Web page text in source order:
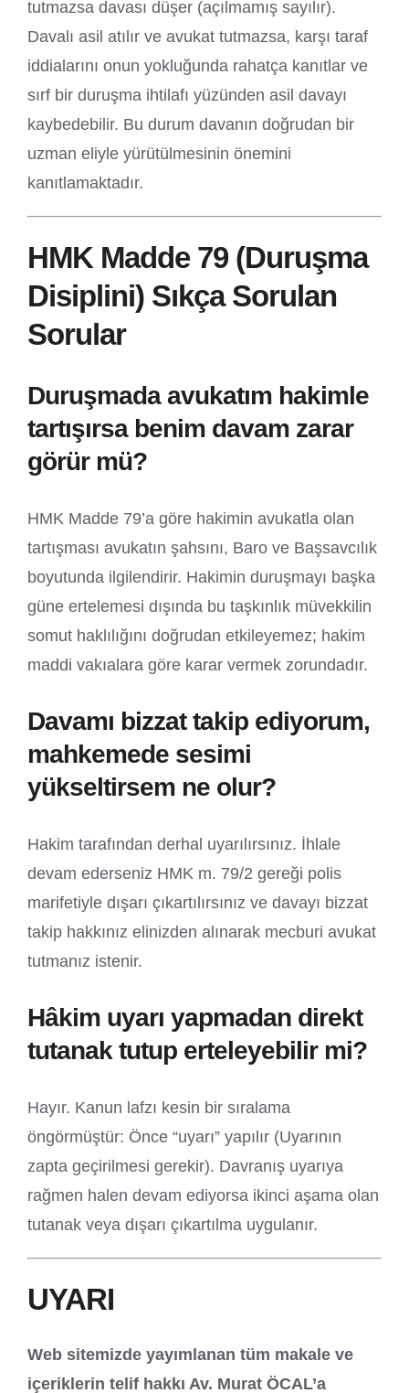
tutmazsa davası düşer (açılmamış sayılır).
Davalı asil atılır ve avukat tutmazsa, karşı taraf
iddialarını onun yokluğunda rahatça kanıtlar ve
sırf bir duruşma ihtilafı yüzünden asil davayı
kaybedebilir. Bu durum davanın doğrudan bir
uzman eliyle yürütülmesinin önemini
kanıtlamaktadır.
HMK Madde 79 (Duruşma
Disiplini) Sıkça Sorulan
Sorular
Duruşmada avukatım hakimle
tartışırsa benim davam zarar
görür mü?
HMK Madde 79’a göre hakimin avukatla olan
tartışması avukatın şahsını, Baro ve Başsavcılık
boyutunda ilgilendirir. Hakimin duruşmayı başka
güne ertelemesi dışında bu taşkınlık müvekkilin
somut haklılığını doğrudan etkileyemez; hakim
maddi vakıalara göre karar vermek zorundadır.
Davamı bizzat takip ediyorum,
mahkemede sesimi
yükseltirsem ne olur?
Hakim tarafından derhal uyarılırsınız. İhlale
devam ederseniz HMK m. 79/2 gereği polis
marifetiyle dışarı çıkartılırsınız ve davayı bizzat
takip hakkınız elinizden alınarak mecburi avukat
tutmanız istenir.
Hâkim uyarı yapmadan direkt
tutanak tutup erteleyebilir mi?
Hayır. Kanun lafzı kesin bir sıralama
öngörmüştür: Önce “uyarı” yapılır (Uyarının
zapta geçirilmesi gerekir). Davranış uyarıya
rağmen halen devam ediyorsa ikinci aşama olan
tutanak veya dışarı çıkartılma uygulanır.
UYARI
Web sitemizde yayımlanan tüm makale ve
içeriklerin telif hakkı Av. Murat ÖCAL’a